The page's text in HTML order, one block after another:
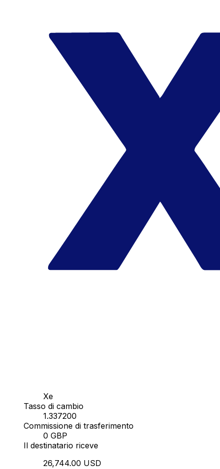
Xe
Tasso di cambio
1.337200
Commissione di trasferimento
0 GBP
Il destinatario riceve
26,744.00 USD